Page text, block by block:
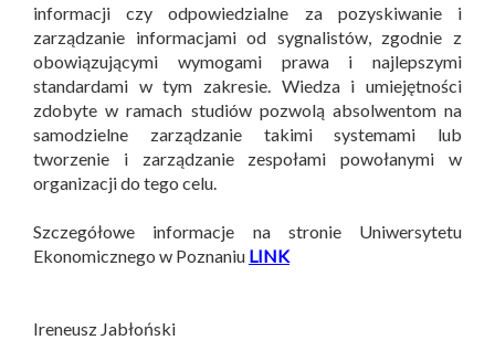
informacji czy odpowiedzialne za pozyskiwanie i
zarządzanie informacjami od sygnalistów, zgodnie z
obowiązującymi wymogami prawa i najlepszymi
standardami w tym zakresie. Wiedza i umiejętności
zdobyte w ramach studiów pozwolą absolwentom na
samodzielne zarządzanie takimi systemami lub
tworzenie i zarządzanie zespołami powołanymi w
organizacji do tego celu.
Szczegółowe informacje na stronie Uniwersytetu
Ekonomicznego w Poznaniu LINK
Ireneusz Jabłoński